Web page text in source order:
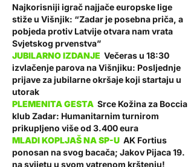
Najkorisniji igrač najjače europske lige
stiže u Višnjik: “Zadar je posebna priča, a
pobjeda protiv Latvije otvara nam vrata
Svjetskog prvenstva”
Večeras u 18:30
izvlačenje parova na Višnjiku: Posljednje
prijave za jubilarne okršaje koji startaju u
utorak
Srce Kožina za Boccia
klub Zadar: Humanitarnim turnirom
prikupljeno više od 3.400 eura
AK Fortius
ponosan na svog bacača; Jakov Pijaca 19.
na svijetu u svom vatrenom krštenju!